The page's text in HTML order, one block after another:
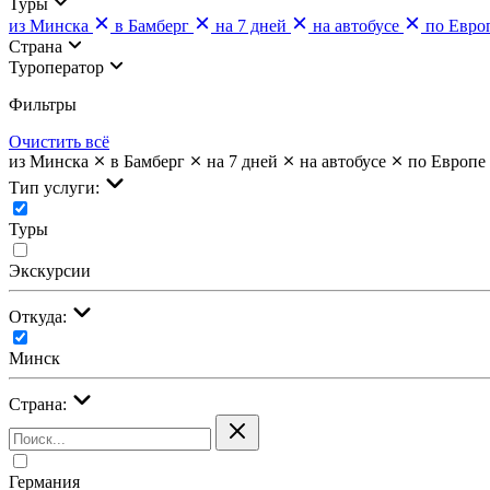
из Минска
в Бамберг на 7 дней на автобусе
по
Страна
Туроператор
Фильтры
Очистить всё
из Минска
в Бамберг на 7 дней на автобусе
по Европе
Тип услуги:
Туры
Экскурсии
Откуда:
Минск
Страна:
Германия